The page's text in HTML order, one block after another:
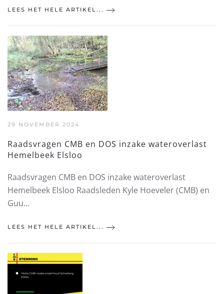
LEES HET HELE ARTIKEL...
29 NOVEMBER 2024
Raadsvragen CMB en DOS inzake wateroverlast
Hemelbeek Elsloo
Raadsvragen CMB en DOS inzake wateroverlast
Hemelbeek Elsloo Raadsleden Kyle Hoeveler (CMB) en
Guu…
LEES HET HELE ARTIKEL...